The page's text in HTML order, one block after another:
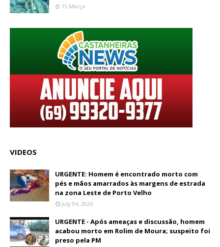
15 Março
VIDEOS
URGENTE: Homem é encontrado morto com
pés e mãos amarrados às margens de estrada
na zona Leste de Porto Velho
July 04, 2026
URGENTE - Após ameaças e discussão, homem
acabou morto em Rolim de Moura; suspeito foi
preso pela PM